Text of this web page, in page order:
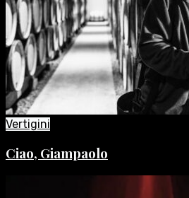
Vertigini
Ciao, Giampaolo